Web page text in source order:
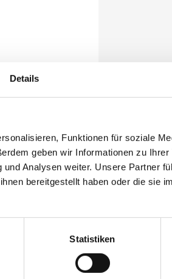
Details
Funktionen für soziale
geben wir Informationen zu Ihrer
Analysen weiter. Unsere Partner
bereitgestellt haben oder die sie
Statistiken